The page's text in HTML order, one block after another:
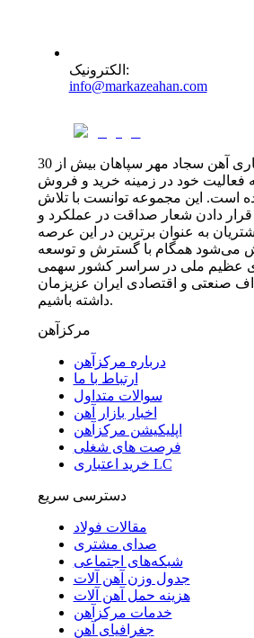
الکترونیک :
info@markazeahan.com
مرکزآهن با نام تجاری آهن سجاد مهر سپاهان بیش از 30
خود در زمینه خرید و فروش
است. این مجموعه توانست با تلاش
دادن شعار صداقت در عملکرد و
به عنوان برترین در این عرصه
می‌شود همگام با گسترش و توسعه
عظیم ملی در سراسر کشور سهمی
صنعتی و اقتصادی ایران عزیزمان
داشته باشیم.
مرکزآهن
درباره مرکزآهن
ارتباط با ما
سوالات متداول
اخبار بازار آهن
اپلیکیشن مرکزآهن
فرصت های شغلی
خرید اعتباری LC
دسترسی سریع
مقالات فولاد
صدای مشتری
شبکه‌های اجتماعی
جدول وزن آهن آلات
هزینه حمل آهن آلات
خدمات مرکزآهن
جغرافیای آهن